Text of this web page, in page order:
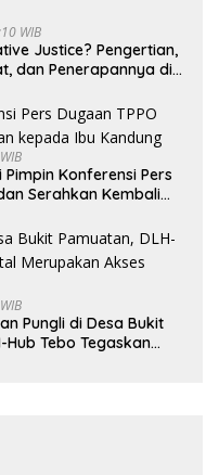
WIB
Justice? Pengertian,
dan Penerapannya di
Konferensi Pers
Serahkan Kembali
Pungli di Desa Bukit
Hub Tebo Tegaskan